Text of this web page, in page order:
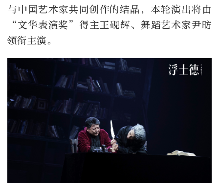
与中国艺术家共同创作的结晶，本轮演出将由
“文华表演奖”得主王砚辉、舞蹈艺术家尹昉
领衔主演。